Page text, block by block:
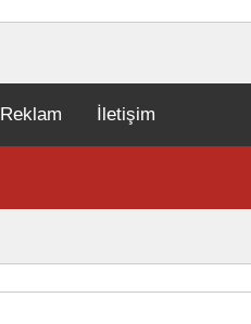
Reklam İletişim